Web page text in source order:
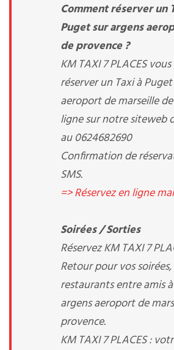
Comment réserver un
Puget sur argens
de provence ?
KM TAXI 7 PLACES
réserver un Taxi à
aeroport de marseille
ligne sur notre siteweb
au 0624682690
Confirmation de
SMS.
=> Réservez en ligne
Soirées / Sorties
Réservez KM TAXI 7
Retour pour vos
restaurants entre amis
argens aeroport de
provence.
KM TAXI 7 PLACES :